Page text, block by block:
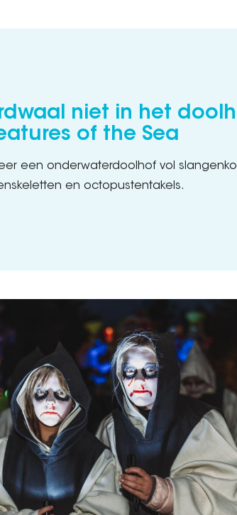
niet in het
of the Sea
een onderwaterdoolhof vol
en octopustentakels.